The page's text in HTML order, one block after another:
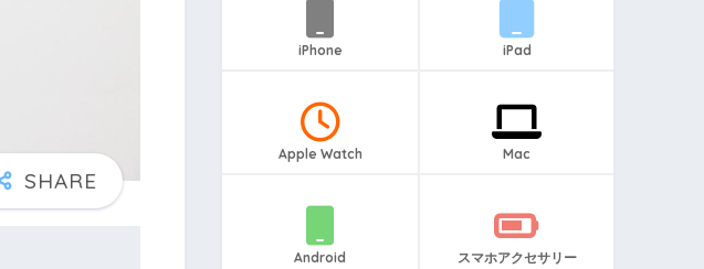
iPhone iPad
Apple Watch Mac
Android スマホアクセサリー